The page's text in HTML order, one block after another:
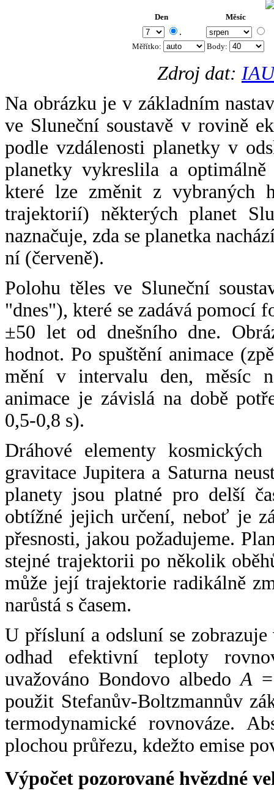
Den Měsíc
.
Měřítko: Body:
Zdroj dat:
Na obrázku je v základním
ve Sluneční soustavě v rovině
podle vzdálenosti planetky v
planetky vykreslila a
které lze změnit z vybraných
trajektorií) některých planet
naznačuje, zda se planetka
ní (červeně).
Polohu těles ve Sluneční
"dnes"), které se zadává pomocí
±50 let od dnešního dne.
hodnot. Po spuštění animace
mění v intervalu den, měsíc
animace je závislá na době
0,5-0,8 s).
Dráhové elementy
gravitace Jupitera a Saturna
planety jsou platné pro delší
obtížné jejich určení, neboť je
přesnosti, jakou požadujeme.
stejné trajektorii po několik
může její trajektorie radikálně
narůstá s časem.
U přísluní a odsluní se
odhad efektivní teploty
uvažováno Bondovo albedoA
použit Stefanův-Boltzmannův
termodynamické rovnováze.
plochou průřezu, kdežto emise
Výpočet pozorované hvězdné